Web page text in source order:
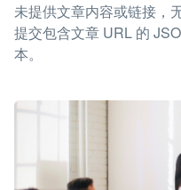
未提供文章内容或链接，
提交包含文章 URL 的
本。